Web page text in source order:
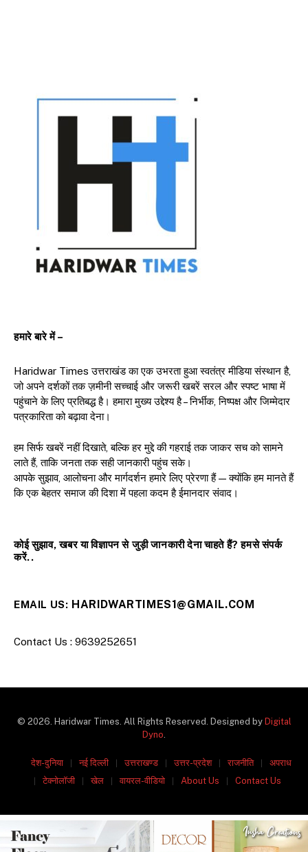
हमारे बारे में –
Haridwar Times उत्तराखंड का एक उभरता हुआ स्वतंत्र मीडिया संस्थान है,
जो अपने दर्शकों तक ज़मीनी सच्चाई और जरूरी खबरें सरल और स्पष्ट भाषा में
पहुंचाने के लिए प्रतिबद्ध है। हमारा मुख्य उद्देश्य है – निर्भीक, निष्पक्ष और जिम्मेदार
पत्रकारिता को बढ़ावा देना।
हम सिर्फ खबरें नहीं दिखाते, बल्कि हर मुद्दे की गहराई तक जाकर सच को सामने
लाते हैं, ताकि जनता तक सही जानकारी पहुंच सके।
आपके सुझाव, आलोचना और मार्गदर्शन हमारे लिए प्रेरणा हैं — क्योंकि हम मानते हैं
कि एक बेहतर समाज की दिशा में पहला कदम है ईमानदार संवाद।
कोई सुझाव, खबर या विज्ञापन से जुड़ी जानकारी देना चाहते हैं? हमसे संपर्क
करें..
EMAIL US: HARIDWARTIMES1@GMAIL.COM
Contact Us : 9639252651
© 2026. Haridwar Times. All Rights Reserved. Designed by Digital
Dyno.
देश-दुनिया नई दिल्ली उत्तराखण्ड उत्तर-प्रदेश राजनीति
अपराध
टेक्नोलॉजी
खेल वायरल-वीडियो About Us Contact Us